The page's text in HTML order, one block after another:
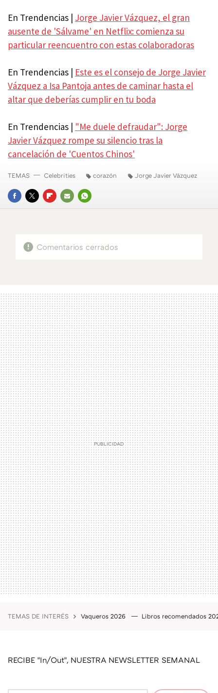
En Trendencias | Jorge Javier Vázquez, el gran
ausente de 'Sálvame' en Netflix: comienza su
particular reencuentro con estas colaboradoras
En Trendencias | Este es el consejo de Jorge Javier
Vázquez a Isa Pantoja antes de caminar hasta el
altar que deberías cumplir en tu boda
En Trendencias | "Me duele defraudar": Jorge
Javier Vázquez rompe su silencio tras la
cancelación de 'Cuentos Chinos'
FACEBOOK
TWITTERFLIPBOARD
E-
WHATSAPP
TEMAS Celebrities corazón Jorge Javier Vázquez
Comentarios cerrados
TEMAS DE INTERÉS Vaqueros 2026 Libros recomendados
RECIBE "In/Out", NUESTRA NEWSLETTER SEMANAL